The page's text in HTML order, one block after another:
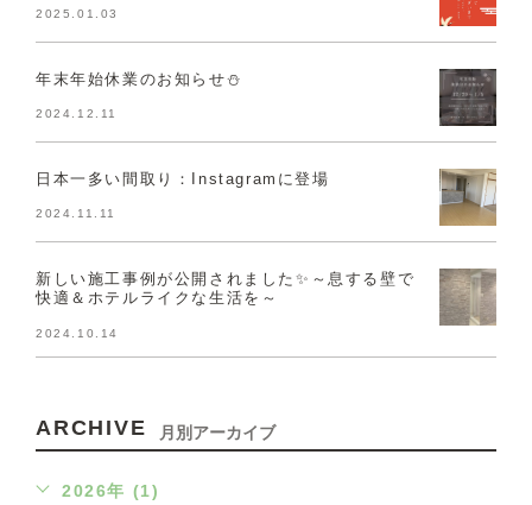
2025.01.03
年末年始休業のお知らせ⛄
2024.12.11
日本一多い間取り：Instagramに登場
2024.11.11
新しい施工事例が公開されました✨～息する壁で
快適＆ホテルライクな生活を～
2024.10.14
ARCHIVE 月別アーカイブ
2026年 (1)